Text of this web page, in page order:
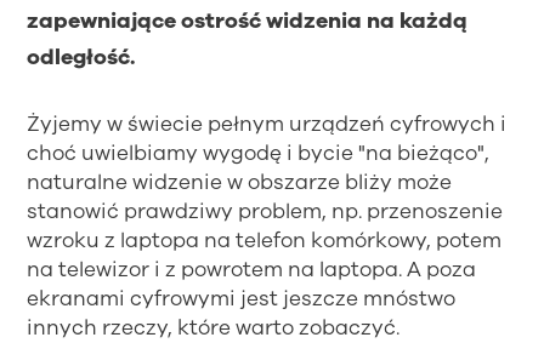
zapewniające ostrość widzenia na każdą
odległość.
Żyjemy w świecie pełnym urządzeń cyfrowych i
choć uwielbiamy wygodę i bycie "na bieżąco",
naturalne widzenie w obszarze bliży może
stanowić prawdziwy problem, np. przenoszenie
wzroku z laptopa na telefon komórkowy, potem
na telewizor i z powrotem na laptopa. A poza
ekranami cyfrowymi jest jeszcze mnóstwo
innych rzeczy, które warto zobaczyć.